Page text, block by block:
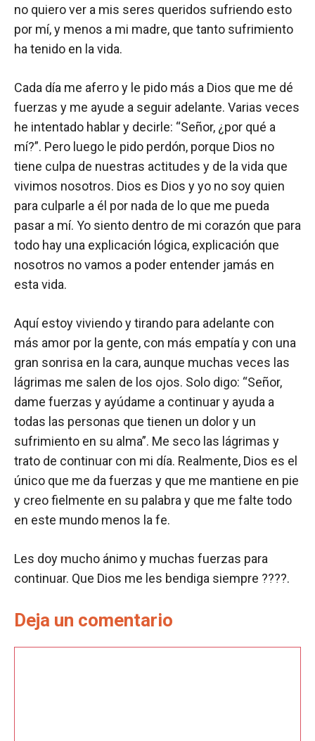
no quiero ver a mis seres queridos sufriendo esto
por mí, y menos a mi madre, que tanto sufrimiento
ha tenido en la vida.
Cada día me aferro y le pido más a Dios que me dé
fuerzas y me ayude a seguir adelante. Varias veces
he intentado hablar y decirle: “Señor, ¿por qué a
mí?”. Pero luego le pido perdón, porque Dios no
tiene culpa de nuestras actitudes y de la vida que
vivimos nosotros. Dios es Dios y yo no soy quien
para culparle a él por nada de lo que me pueda
pasar a mí. Yo siento dentro de mi corazón que para
todo hay una explicación lógica, explicación que
nosotros no vamos a poder entender jamás en
esta vida.
Aquí estoy viviendo y tirando para adelante con
más amor por la gente, con más empatía y con una
gran sonrisa en la cara, aunque muchas veces las
lágrimas me salen de los ojos. Solo digo: “Señor,
dame fuerzas y ayúdame a continuar y ayuda a
todas las personas que tienen un dolor y un
sufrimiento en su alma”. Me seco las lágrimas y
trato de continuar con mi día. Realmente, Dios es el
único que me da fuerzas y que me mantiene en pie
y creo fielmente en su palabra y que me falte todo
en este mundo menos la fe.
Les doy mucho ánimo y muchas fuerzas para
continuar. Que Dios me les bendiga siempre ????.
Deja un comentario